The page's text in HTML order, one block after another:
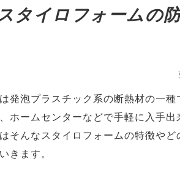
タイロフォームの
発泡プラスチック系の断熱材の一種
ホームセンターなどで手軽に入手出
そんなスタイロフォームの特徴やど
きます。